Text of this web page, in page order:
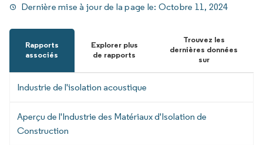
Dernière mise à jour de la page le: Octobre 11, 2024
Rapports
associés
Explorer plus
de rapports
Trouvez les
dernières données
sur
Industrie de l'isolation acoustique
Aperçu de l'Industrie des Matériaux d'Isolation de
Construction